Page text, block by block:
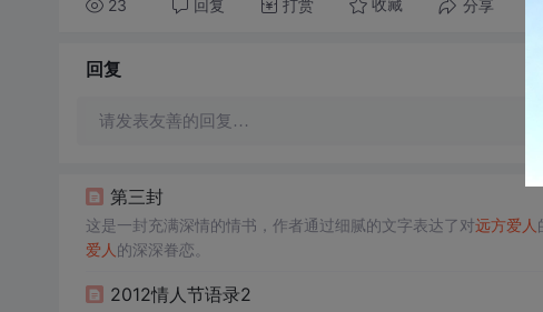
23 回复 打赏 收藏 分享
回复
请发表友善的回复…
第三封
这是一封充满深情的情书，作者通过细腻的文字表达了对远方爱人
爱人 的深深眷恋。
2012情人节语录2